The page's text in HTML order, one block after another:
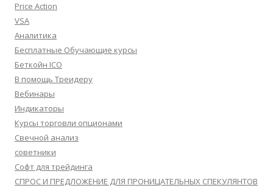
Price Action
VSA
Аналитика
Бесплатные Обучающие курсы
Беткойн ICO
В помощь Треидеру
Вебинары
Индикаторы
Курсы торговли опционами
Свечной анализ
советники
Софт для трейдинга
СПРОС И ПРЕДЛОЖЕНИЕ ДЛЯ ПРОНИЦАТЕЛЬНЫХ СПЕКУЛЯНТОВ